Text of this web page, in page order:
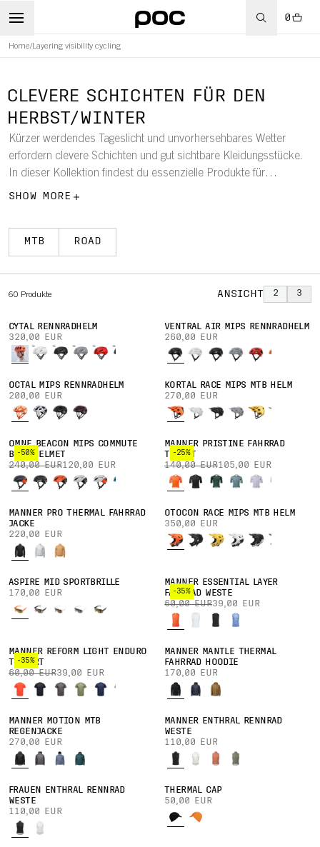
0
Home/Layering visibility cycling
CLEVERE SCHICHTEN FÜR DEN
HERBST/WINTER
Kürzer werdendes Tageslicht und unvorhersehbares Wetter
erfordern clevere Schichten und gut sichtbare Kleidungsstücke.
In dieser Kollektion findest du essenzielle Produkte für
Herbst/Winter, die dir helfen, auf kälteren, dunkleren Fahrten
SHOW MORE
MTB ROAD
60 Produkte ANSICHT 2 3
CYTAL RENNRADHELM
320,00 EUR
VENTRAL AIR MIPS RENNRADHELM
260,00 EUR
OCTAL MIPS RENNRADHELM
200,00 EUR
KORTAL RACE MIPS MTB HELM
270,00 EUR
-50%
OMNE BEACON MIPS COMMUTE
BIKE HELMET
240,00 EUR120,00 EUR
-25%
MÄNNER PRISTINE FAHRRAD
TRIKOT
140,00 EUR105,00 EUR
MÄNNER PRO THERMAL FAHRRAD
JACKE
220,00 EUR
OTOCON RACE MIPS MTB HELM
350,00 EUR
ASPIRE MID SPORTBRILLE
170,00 EUR
-35%
MÄNNER ESSENTIAL LAYER
FAHRRAD WESTE
60,00 EUR39,00 EUR
-35%
MÄNNER REFORM LIGHT ENDURO
T-SHIRT
60,00 EUR39,00 EUR
MÄNNER MANTLE THERMAL
FAHRRAD HOODIE
170,00 EUR
MÄNNER MOTION MTB
REGENJACKE
270,00 EUR
MÄNNER ENTHRAL RENNRAD
WESTE
110,00 EUR
FRAUEN ENTHRAL RENNRAD
WESTE
110,00 EUR
THERMAL CAP
50,00 EUR